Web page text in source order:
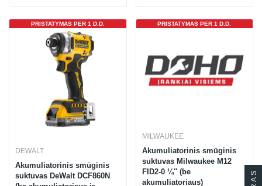
PRISTATYMAS PER 1 D.D.
DEWALT
Akumuliatorinis smūginis
suktuvas DeWalt DCF860N
PRISTATYMAS PER 1 D.D.
MILWAUKEE
Akumuliatorinis smūginis
suktuvas Milwaukee M12
FID2-0 ¼″ (be
akumuliatoriaus)